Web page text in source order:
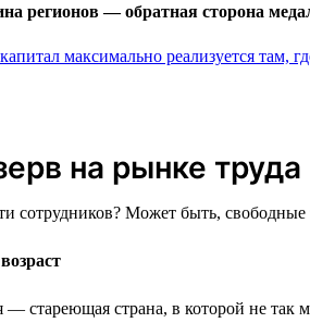
регионов — обратная сторона
на рынке труда
сотрудников? Может быть,
— стареющая страна, в которой не